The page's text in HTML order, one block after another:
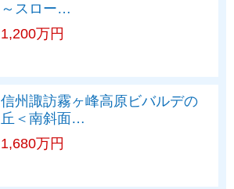
～スロー…
1,200万円
信州諏訪霧ヶ峰高原ビバルデの
丘＜南斜面…
1,680万円